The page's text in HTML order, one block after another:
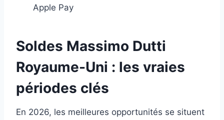
Apple Pay
Soldes Massimo Dutti
Royaume-Uni : les vraies
périodes clés
En 2026, les meilleures opportunités se situent